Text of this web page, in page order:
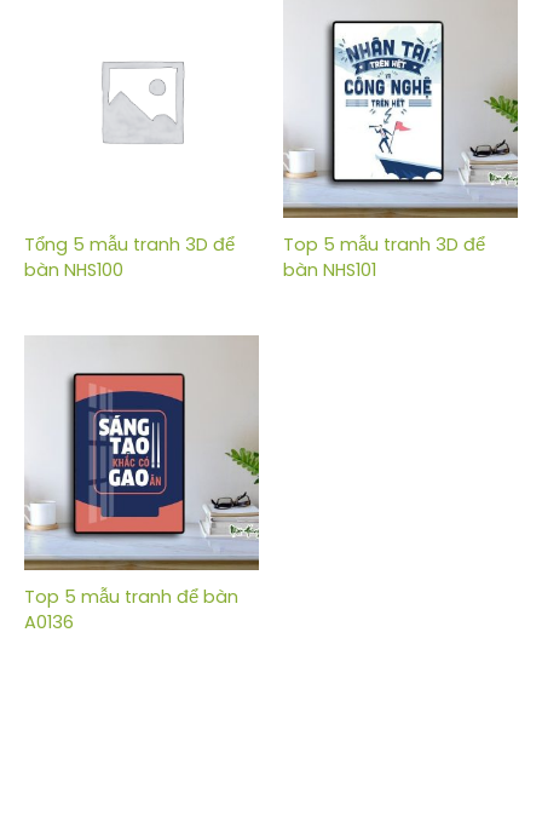
Tổng 5 mẫu tranh 3D để
bàn NHS100
Top 5 mẫu tranh 3D để
bàn NHS101
Top 5 mẫu tranh để bàn
A0136